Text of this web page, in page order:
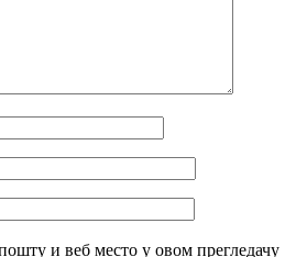
и веб место у овом прегледачу